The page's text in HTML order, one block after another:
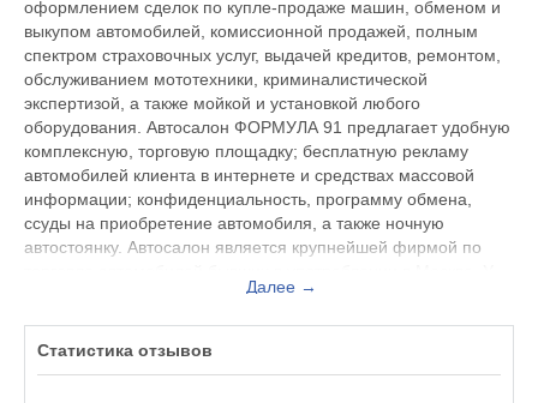
оформлением сделок по купле-продаже машин, обменом и
выкупом автомобилей, комиссионной продажей, полным
спектром страховочных услуг, выдачей кредитов, ремонтом,
обслуживанием мототехники, криминалистической
экспертизой, а также мойкой и установкой любого
оборудования. Автосалон ФОРМУЛА 91 предлагает удобную
комплексную, торговую площадку; бесплатную рекламу
автомобилей клиента в интернете и средствах массовой
информации; конфиденциальность, программу обмена,
ссуды на приобретение автомобиля, а также ночную
автостоянку. Автосалон является крупнейшей фирмой по
компании имеются личные торговые площадки. Фирма
старые машины на новые. Все автомобили, которые
Далее →
Статистика отзывов